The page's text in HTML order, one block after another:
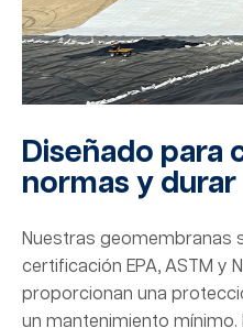
Diseñado para
normas y durar
Nuestras geomembranas
certificación EPA, ASTM y
proporcionan una
un mantenimiento